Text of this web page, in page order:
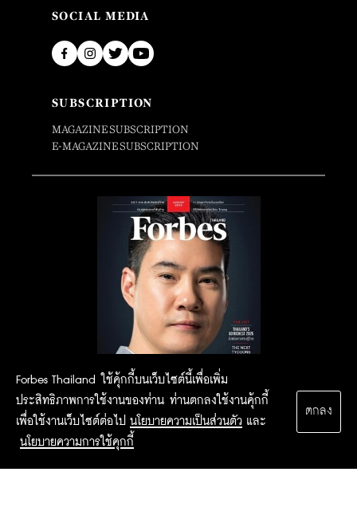
Forbes Thailand ใช้คุ้กกี้บนเว็บไซต์นี้เพื่อเพิ่ม
ประสิทธิภาพการใช้งานของท่าน ท่านตกลงใช้งานคุ้กกี้
เพื่อใช้งานเว็บไซต์ต่อไป นโยบายความเป็นส่วนตัว และ
นโยบายความการใช้คุกกี้
ตกลง
SOCIAL MEDIA
SUBSCRIPTION
MAGAZINE SUBSCRIPTION
E-MAGAZINE SUBSCRIPTION
2015 Forbesthailand.com ALL RIGHTS RESERVED